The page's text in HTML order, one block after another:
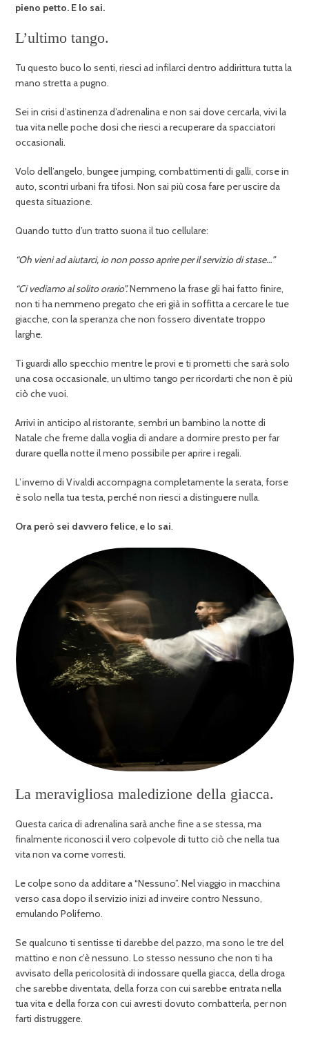
pieno petto. E lo sai.
L’ultimo tango.
Tu questo buco lo senti, riesci ad infilarci dentro addirittura tutta la
mano stretta a pugno.
Sei in crisi d’astinenza d’adrenalina e non sai dove cercarla, vivi la
tua vita nelle poche dosi che riesci a recuperare da spacciatori
occasionali.
Volo dell’angelo, bungee jumping, combattimenti di galli, corse in
auto, scontri urbani fra tifosi. Non sai più cosa fare per uscire da
questa situazione.
Quando tutto d’un tratto suona il tuo cellulare:
“Oh vieni ad aiutarci, io non posso aprire per il servizio di stase…”
“Ci vediamo al solito orario”.Nemmeno la frase gli hai fatto finire,
non ti ha nemmeno pregato che eri già in soffitta a cercare le tue
giacche, con la speranza che non fossero diventate troppo
larghe.
Ti guardi allo specchio mentre le provi e ti prometti che sarà solo
una cosa occasionale, un ultimo tango per ricordarti che non è più
ciò che vuoi.
Arrivi in anticipo al ristorante, sembri un bambino la notte di
Natale che freme dalla voglia di andare a dormire presto per far
durare quella notte il meno possibile per aprire i regali.
L’inverno di Vivaldi accompagna completamente la serata, forse
è solo nella tua testa, perché non riesci a distinguere nulla.
Ora però sei davvero felice, e lo sai.
La meravigliosa maledizione della giacca.
Questa carica di adrenalina sarà anche fine a se stessa, ma
finalmente riconosci il vero colpevole di tutto ciò che nella tua
vita non va come vorresti.
Le colpe sono da additare a “Nessuno”. Nel viaggio in macchina
verso casa dopo il servizio inizi ad inveire contro Nessuno,
emulando Polifemo.
Se qualcuno ti sentisse ti darebbe del pazzo, ma sono le tre del
mattino e non c’è nessuno. Lo stesso nessuno che non ti ha
avvisato della pericolosità di indossare quella giacca, della droga
che sarebbe diventata, della forza con cui sarebbe entrata nella
tua vita e della forza con cui avresti dovuto combatterla, per non
farti distruggere.